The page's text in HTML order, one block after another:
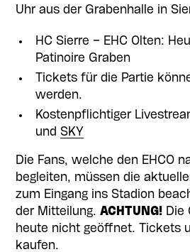
Uhr aus der Grabenhalle in
HC Sierre – EHC Olten:
Patinoire Graben
Tickets für die Partie
werden.
Kostenpflichtiger
und SKY
Die Fans, welche den EHCO
begleiten, müssen die
zum Eingang ins Stadion
der Mitteilung.ACHTUNG! Die
heute nicht geöffnet. Tickets
kaufen.